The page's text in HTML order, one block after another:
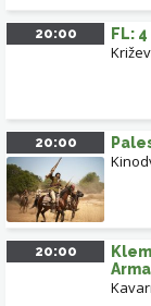
20:00 FL:
20:00
20:00